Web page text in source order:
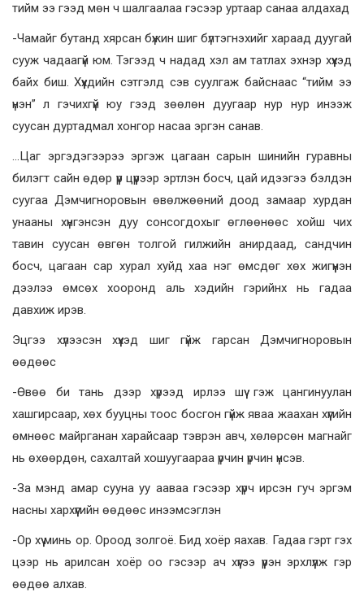
тийм ээ гээд мөн ч шалгаалаа гэсээр уртаар санаа алдахад
-Чамайг бутанд хярсан бүжин шиг бүлтэгнэхийг хараад дуугай
сууж чадаагүй юм. Тэгээд ч надад хэл ам татлах эхнэр хүүхэд
байх биш. Хүүхдийн сэтгэлд сэв суулгаж байснаас “тийм ээ
үнэн” л гэчихгүй юу гээд зөөлөн дуугаар нур нур инээж
суусан дуртадмал хонгор насаа эргэн санав.
…Цаг эргэдэгээрээ эргэж цагаан сарын шинийн гуравны
билэгт сайн өдөр үүр цүүрээр эртлэн босч, цай идээгээ бэлдэн
суугаа Дэмчигноровын өвөлжөөний доод замаар хурдан
унааны хүнгэнсэн дуу сонсогдохыг өглөөнөөс хойш чих
тавин суусан өвгөн толгой гилжийн анирдаад, сандчин
босч, цагаан сар хурал хуйд хаа нэг өмсдөг хөх жигүүнэн
дээлээ өмсөх хооронд аль хэдийн гэрийнх нь гадаа
давхиж ирэв.
Эцгээ хүлээсэн хүүхэд шиг гүйж гарсан Дэмчигноровын
өөдөөс
-Өвөө би тань дээр хүрээд ирлээ шүү гэж цангинуулан
хашгирсаар, хөх бууцны тоос босгон гүйж яваа жаахан хүүгийн
өмнөөс майрганан харайсаар тэврэн авч, хөлөрсөн магнайг
нь өхөөрдөн, сахалтай хошуугаараа үрчин үрчин үнсэв.
-За мэнд амар сууна уу ааваа гэсээр хүрч ирсэн гуч эргэм
насны хархүүгийн өөдөөс инээмсэглэн
-Ор хүү минь ор. Ороод золгоё. Бид хоёр яахав. Гадаа гэрт гэх
цээр нь арилсан хоёр оо гэсээр ач хүүгээ үүрэн эрхлүүлж гэр
өөдөө алхав.